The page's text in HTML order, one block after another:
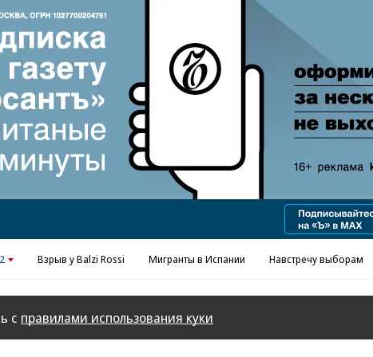
Реклама в «Ъ» www.kommersant.ru/ad
Взрыв у Balzi Rossi Мигранты в Испании Навстречу выборам
с правилами использования куки